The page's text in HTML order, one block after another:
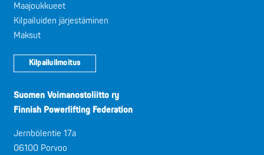
Maajoukkueet
Kilpailuiden järjestäminen
Maksut
Kilpailuilmoitus
Suomen Voimanostoliitto ry
Finnish Powerlifting Federation
Jernbölentie 17a
06100 Porvoo